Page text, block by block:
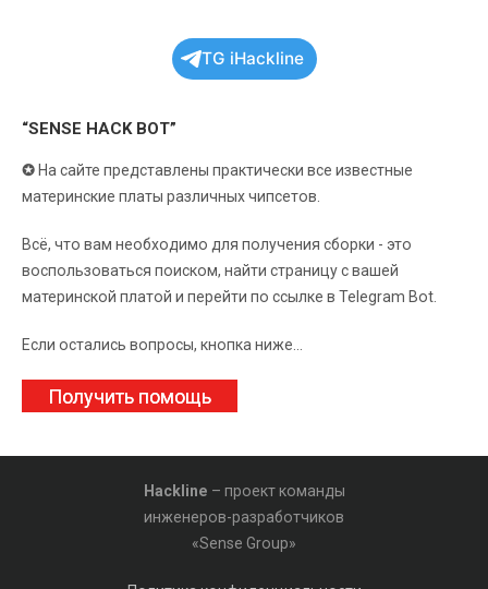
TG iHackline
“SENSE HACK BOT”
✪ На сайте представлены практически все известные
материнские платы различных чипсетов.
Всё, что вам необходимо для получения сборки - это
воспользоваться поиском, найти страницу с вашей
материнской платой и перейти по ссылке в Telegram Bot.
Если остались вопросы, кнопка ниже...
Получить помощь
Hackline – проект команды
инженеров-разработчиков
«Sense Group»